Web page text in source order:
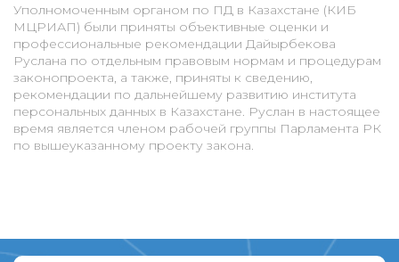
Уполномоченным органом по ПД в Казахстане (КИБ
МЦРИАП) были приняты объективные оценки и
профессиональные рекомендации Дайырбекова
Руслана по отдельным правовым нормам и процедурам
законопроекта, а также, приняты к сведению,
рекомендации по дальнейшему развитию института
персональных данных в Казахстане. Руслан в настоящее
время является членом рабочей группы Парламента РК
по вышеуказанному проекту закона.